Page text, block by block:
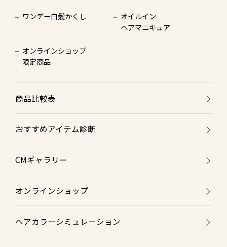
ワンデー白髪かくし
オイルイン
ヘアマニキュア
オンラインショップ
限定商品
商品比較表
おすすめアイテム診断
CMギャラリー
オンラインショップ
ヘアカラーシミュレーション